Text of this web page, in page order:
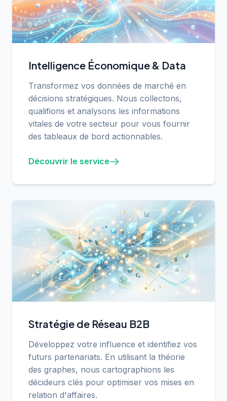
Intelligence Économique & Data
Transformez vos données de marché en
décisions stratégiques. Nous collectons,
qualifions et analysons les informations
vitales de votre secteur pour vous fournir
des tableaux de bord actionnables.
Découvrir le service
Stratégie de Réseau B2B
Développez votre influence et identifiez vos
futurs partenariats. En utilisant la théorie
des graphes, nous cartographions les
décideurs clés pour optimiser vos mises en
relation d'affaires.